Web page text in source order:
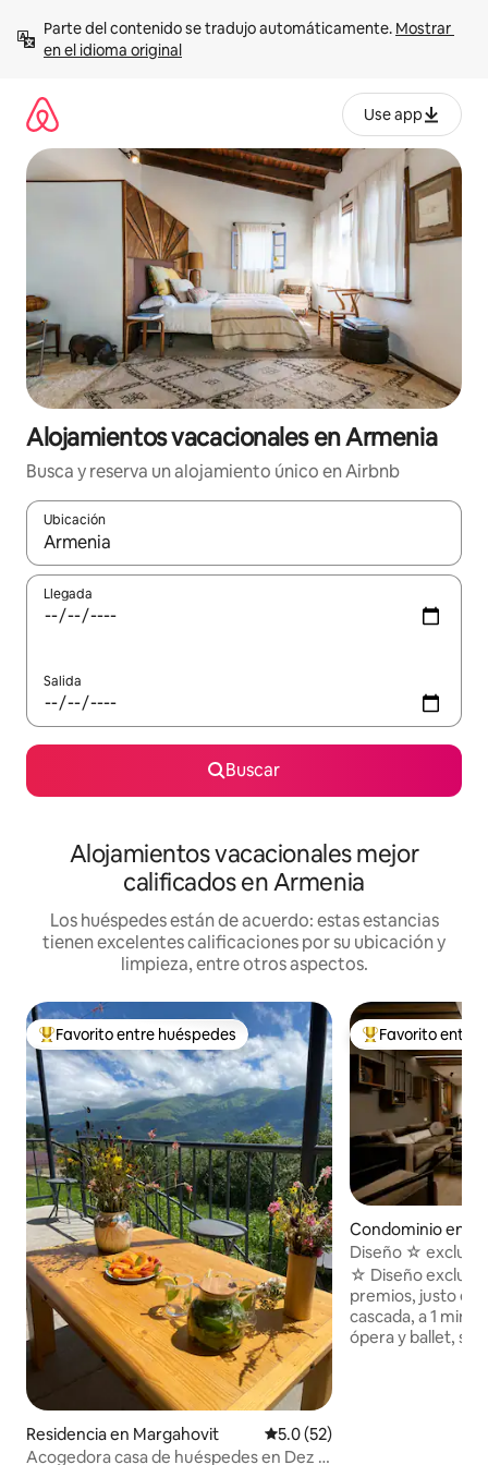
contenido
Parte del contenido se tradujo automáticamente. Mostrar
en el idioma original
Use app
Alojamientos vacacionales en Armenia
Busca y reserva un alojamiento único en Airbnb
Ubicación
Cuando los resultados estén disponibles, podrás navegar
Llegada
Salida
Buscar
Alojamientos vacacionales mejor
calificados en Armenia
Los huéspedes están de acuerdo: estas estancias
tienen excelentes calificaciones por su ubicación y
limpieza, entre otros aspectos.
De los mejores en Favorito entre huéspedes
Favorito entre huéspedes
Residencia en Margahovit Calificación promedio: 5.0 de
5.0 (52)
Acogedora casa de huéspedes en Dez |
De los mejores
Favorito entre
Condominio en
Diseño ☆
Llegada
☆ Diseño
premios, justo en
cascada, a 1
ópera y ballet,